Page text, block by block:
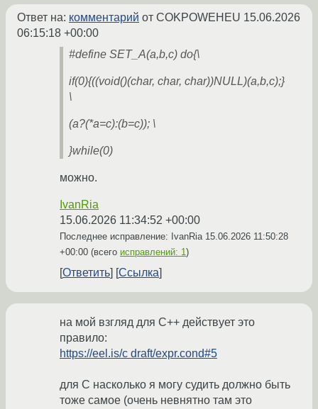
Ответ на: комментарий от COKPOWEHEU 15.06.2026
06:15:18 +00:00
#define SET_A(a,b,c) do{\
if(0){((void()(char, char, char))NULL)(a,b,c);}
\
(a?(*a=c):(b=c)); \
}while(0)
можно.
IvanRia
15.06.2026 11:34:52 +00:00
Последнее исправление: IvanRia 15.06.2026 11:50:28
+00:00 (всего исправлений: 1)
Ответить Ссылка
на мой взгляд для C++ действует это
правило:
https://eel.is/c draft/expr.cond#5
для C насколько я могу судить должно быть
тоже самое (очень невнятно там это